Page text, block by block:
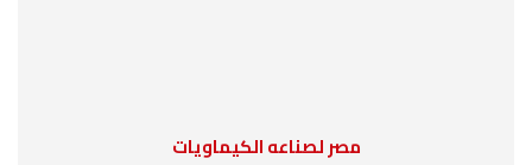
مصر لصناعه الكيماويات